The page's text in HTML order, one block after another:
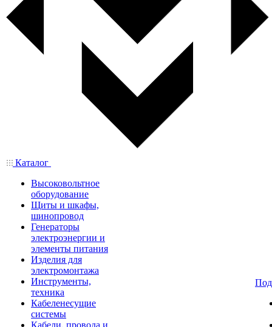
Каталог
Высоковольтное
оборудование
Щиты и шкафы,
шинопровод
Генераторы
электроэнергии и
элементы питания
Изделия для
электромонтажа
Инструменты,
техника
Кабеленесущие
системы
Кабели, провода и